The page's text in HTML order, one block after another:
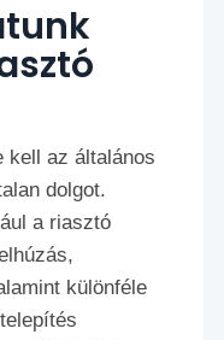
kell az általános
dolgot.
a riasztó
különféle